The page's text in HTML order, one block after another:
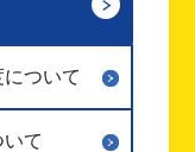
ついて
て